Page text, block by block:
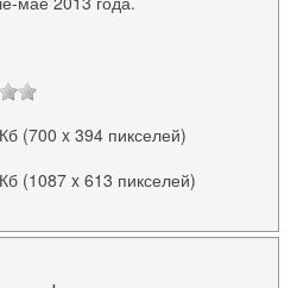
(700 x 394 пикселей)
(1087 x 613 пикселей)